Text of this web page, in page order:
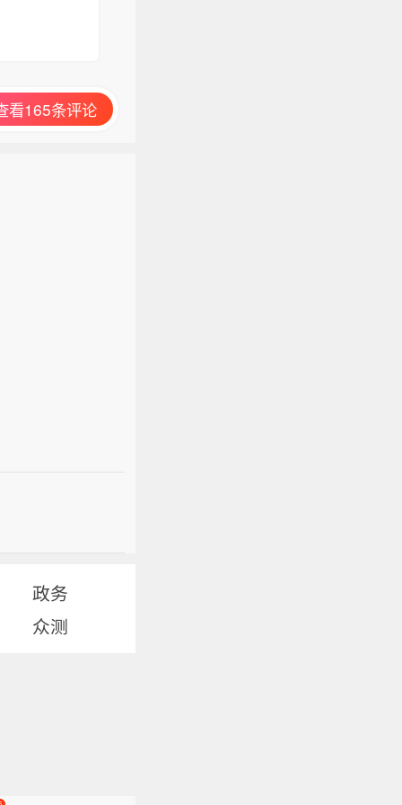
看165条评论
政务
众测